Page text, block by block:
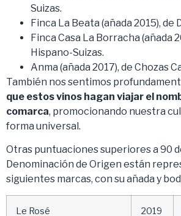
Suizas.
Finca La Beata (añada 2015), de
Finca Casa La Borracha (añada
Hispano-Suizas.
Anma (añada 2017), de Chozas
También nos sentimos
que estos vinos hagan viajar el
comarca, promocionando nuestra
forma universal.
Otras puntuaciones superiores a 90
Denominación de Origen están
siguientes marcas, con su añada y
Le Rosé 2019